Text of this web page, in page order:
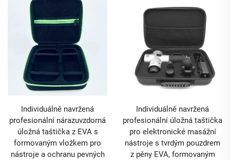
Individuálně navržená
profesionální nárazuvzdorná
úložná taštička z EVA s
formovaným vložkem pro
nástroje a ochranu pevných
Individuálně navržená
profesionální úložná taštička
pro elektronické masážní
nástroje s tvrdým pouzdrem
z pěny EVA, formovaným